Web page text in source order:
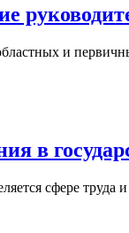
и
в
сфере труда и